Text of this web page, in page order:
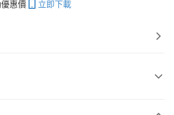
惠價 立即下載